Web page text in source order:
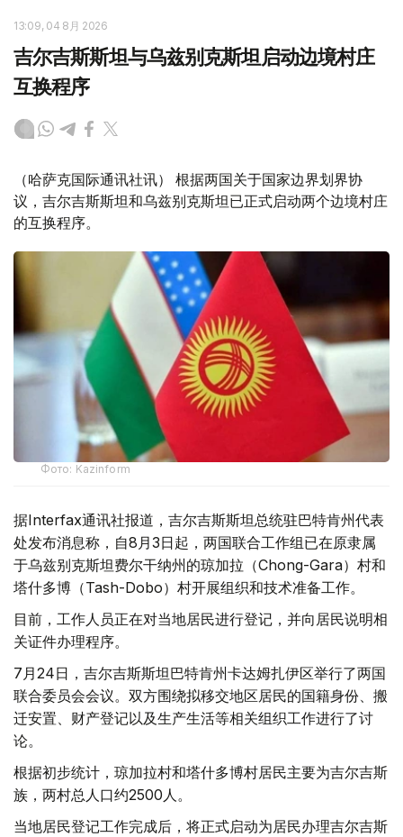
13:09, 04 8月 2026
吉尔吉斯斯坦与乌兹别克斯坦启动边境村庄
互换程序
（哈萨克国际通讯社讯） 根据两国关于国家边界划界协
议，吉尔吉斯斯坦和乌兹别克斯坦已正式启动两个边境村庄
的互换程序。
Фото: Kazinform
据Interfax通讯社报道，吉尔吉斯斯坦总统驻巴特肯州代表
处发布消息称，自8月3日起，两国联合工作组已在原隶属
于乌兹别克斯坦费尔干纳州的琼加拉（Chong-Gara）村和
塔什多博（Tash-Dobo）村开展组织和技术准备工作。
目前，工作人员正在对当地居民进行登记，并向居民说明相
关证件办理程序。
7月24日，吉尔吉斯斯坦巴特肯州卡达姆扎伊区举行了两国
联合委员会会议。双方围绕拟移交地区居民的国籍身份、搬
迁安置、财产登记以及生产生活等相关组织工作进行了讨
论。
根据初步统计，琼加拉村和塔什多博村居民主要为吉尔吉斯
族，两村总人口约2500人。
当地居民登记工作完成后，将正式启动为居民办理吉尔吉斯